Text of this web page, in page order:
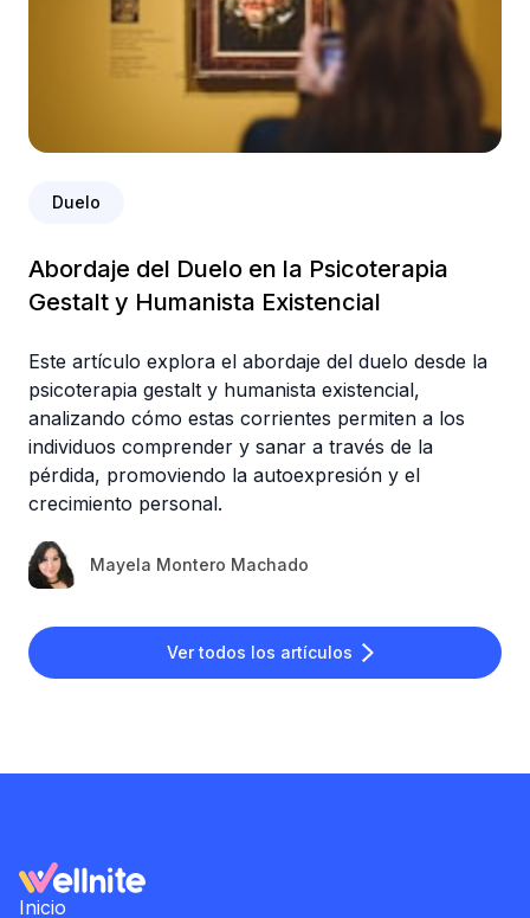
Ver todos los artículos
Duelo
Abordaje del Duelo en la Psicoterapia
Gestalt y Humanista Existencial
Este artículo explora el abordaje del duelo desde la
psicoterapia gestalt y humanista existencial,
analizando cómo estas corrientes permiten a los
individuos comprender y sanar a través de la
pérdida, promoviendo la autoexpresión y el
crecimiento personal.
Mayela Montero Machado
Inicio